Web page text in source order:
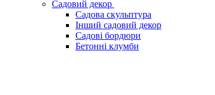
Садовий декор
Садова скульптура
Інший садовий декор
Садові бордюри
Бетонні клумби